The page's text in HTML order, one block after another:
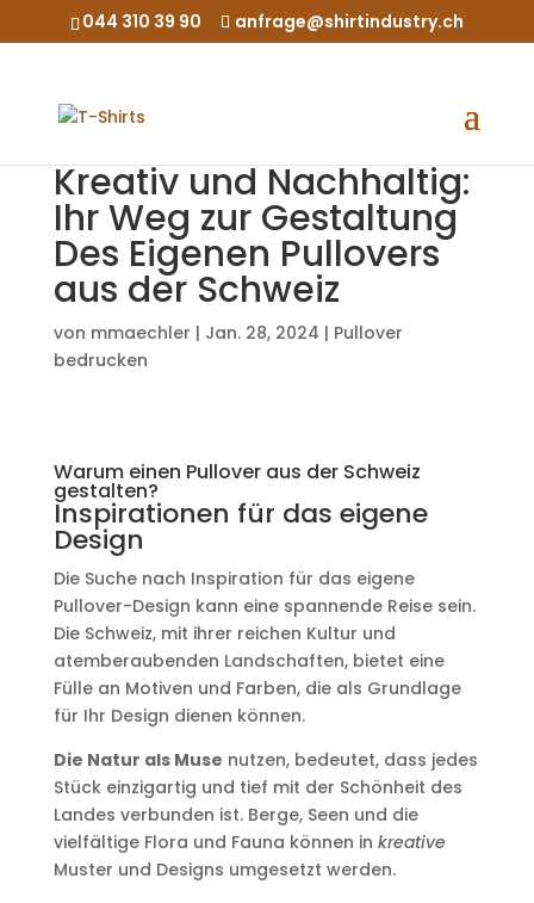
044 310 39 90 anfrage@shirtindustry.ch
Kreativ und Nachhaltig:
Ihr Weg zur Gestaltung
Des Eigenen Pullovers
aus der Schweiz
von mmaechler | Jan. 28, 2024 | Pullover
bedrucken
Warum einen Pullover aus der Schweiz
gestalten?
Inspirationen für das eigene
Design
Die Suche nach Inspiration für das eigene
Pullover-Design kann eine spannende Reise sein.
Die Schweiz, mit ihrer reichen Kultur und
atemberaubenden Landschaften, bietet eine
Fülle an Motiven und Farben, die als Grundlage
für Ihr Design dienen können.
Die Natur als Muse nutzen, bedeutet, dass jedes
Stück einzigartig und tief mit der Schönheit des
Landes verbunden ist. Berge, Seen und die
vielfältige Flora und Fauna können in kreative
Muster und Designs umgesetzt werden.